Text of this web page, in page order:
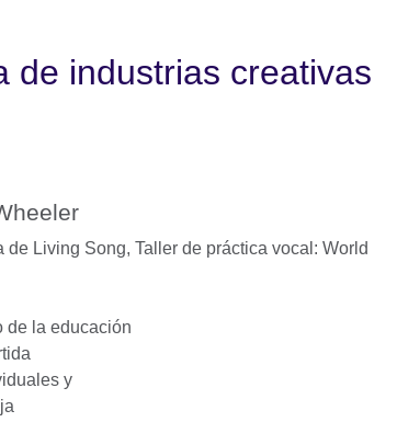
de industrias creativas
de Living Song, Taller de práctica vocal: World
de la educación
y